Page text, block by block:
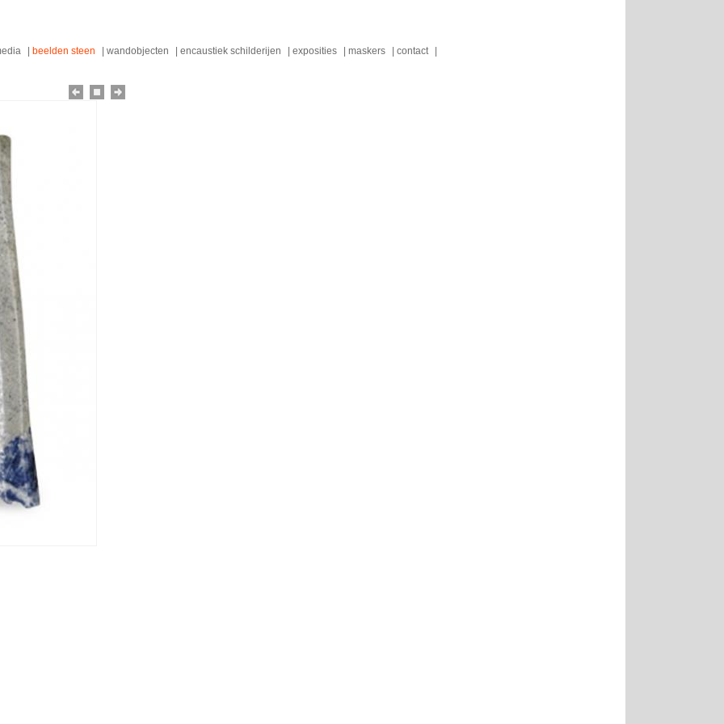
beelden steen wandobjecten encaustiek schilderijen exposities maskers contact